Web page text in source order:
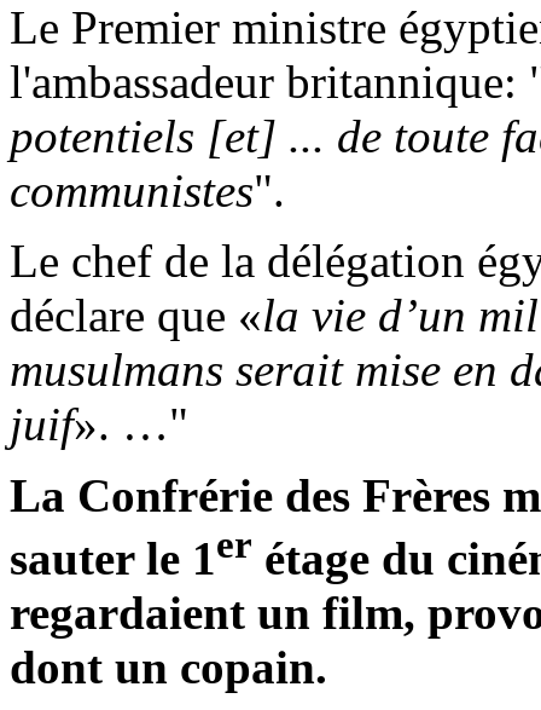
Le Premier ministre
l'ambassadeur britannique:
potentiels [et] ... de toute
communistes".
Le chef de la délégation
déclare que «la vie d’un
musulmans serait mise en
juif». …"
La Confrérie des Frères
sauter le 1er étage du
regardaient un film,
dont un copain.